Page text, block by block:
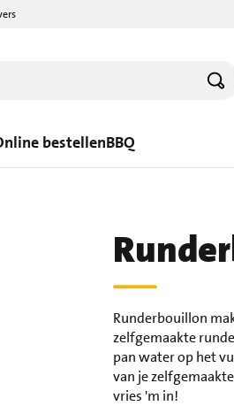
bestellenBBQ
Runderbouillon
zelfgemaakte
pan water op het
van je
vries 'm in!